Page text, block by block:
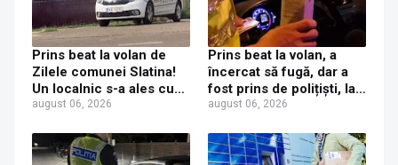
Prins beat la volan de
Zilele comunei Slatina!
Un localnic s-a ales cu
dosar penal după ce a
Mercedes cu numere de
Italia
august 06, 2026
Prins beat la volan, a
încercat să fugă, dar a
fost prins de polițiști, la
Dorna Candrenilor.
1,59 mg/l alcool pur în
aerul expirat
august 06, 2026